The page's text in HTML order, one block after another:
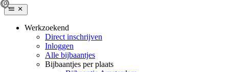
Werkzoekend
Direct inschrijven
Inloggen
Alle bijbaantjes
Bijbaantjes per plaats